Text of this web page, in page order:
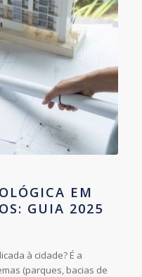
EM
GUIA 2025
à cidade? É a
(parques, bacias de